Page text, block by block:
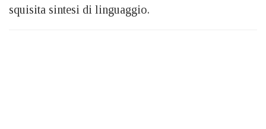
squisita sintesi di linguaggio.